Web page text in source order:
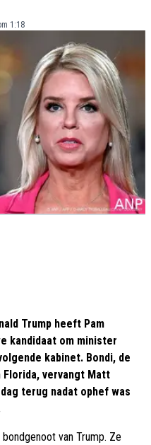
1:18
Trump heeft Pam
kandidaat om minister
kabinet. Bondi, de
vervangt Matt
terug nadat ophef was
van Trump. Ze